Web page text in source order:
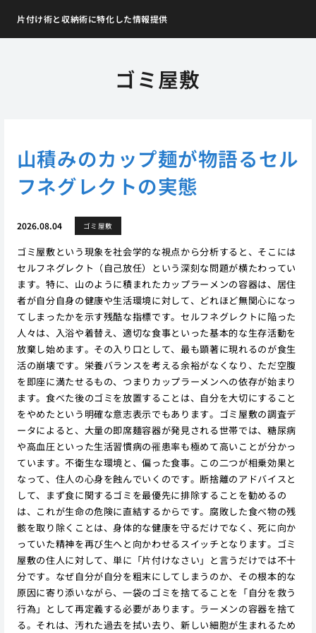
片付け術と収納術に特化した情報提供
ゴミ屋敷
山積みのカップ麺が物語るセル
フネグレクトの実態
2026.08.04 ゴミ屋敷
ゴミ屋敷という現象を社会学的な視点から分析すると、そこには
セルフネグレクト（自己放任）という深刻な問題が横たわってい
ます。特に、山のように積まれたカップラーメンの容器は、居住
者が自分自身の健康や生活環境に対して、どれほど無関心になっ
てしまったかを示す残酷な指標です。セルフネグレクトに陥った
人々は、入浴や着替え、適切な食事といった基本的な生存活動を
放棄し始めます。その入り口として、最も顕著に現れるのが食生
活の崩壊です。栄養バランスを考える余裕がなくなり、ただ空腹
を即座に満たせるもの、つまりカップラーメンへの依存が始まり
ます。食べた後のゴミを放置することは、自分を大切にすること
をやめたという明確な意志表示でもあります。ゴミ屋敷の調査デ
ータによると、大量の即席麺容器が発見される世帯では、糖尿病
や高血圧といった生活習慣病の罹患率も極めて高いことが分かっ
ています。不衛生な環境と、偏った食事。この二つが相乗効果と
なって、住人の心身を蝕んでいくのです。断捨離のアドバイスと
して、まず食に関するゴミを最優先に排除することを勧めるの
は、これが生命の危険に直結するからです。腐敗した食べ物の残
骸を取り除くことは、身体的な健康を守るだけでなく、死に向か
っていた精神を再び生へと向かわせるスイッチとなります。ゴミ
屋敷の住人に対して、単に「片付けなさい」と言うだけでは不十
分です。なぜ自分が自分を粗末にしてしまうのか、その根本的な
原因に寄り添いながら、一袋のゴミを捨てることを「自分を救う
行為」として再定義する必要があります。ラーメンの容器を捨て
る。それは、汚れた過去を拭い去り、新しい細胞が生まれるため